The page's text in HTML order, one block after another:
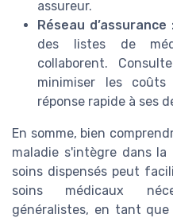
assureur.
Réseau d’assurance
des listes de
collaborent.
minimiser les
réponse rapide à ses
En somme, bien
maladie s'intègre dans
soins dispensés peut
soins médicaux
généralistes, en tant